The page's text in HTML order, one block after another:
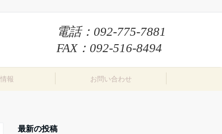
電話： 092-775-7881
FAX：092-516-8494
報 お問い合わせ
最新の投稿